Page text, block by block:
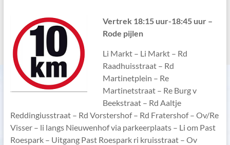
Vertrek 18:15 uur-18:45 uur –
Rode pijlen
Li Markt – Li Markt – Rd
Raadhuisstraat – Rd
Martinetplein – Re
Martinetstraat – Re Burg v
Beekstraat – Rd Aaltje
Reddingiusstraat – Rd Vorstershof – Rd Fratershof – Ov/Re
Visser – li langs Nieuwenhof via parkeerplaats – Li om Past
Roespark – Uitgang Past Roespark ri kruisstraat – Ov